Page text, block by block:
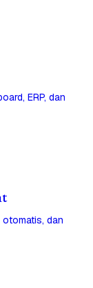
ERP, dan
otomatis, dan